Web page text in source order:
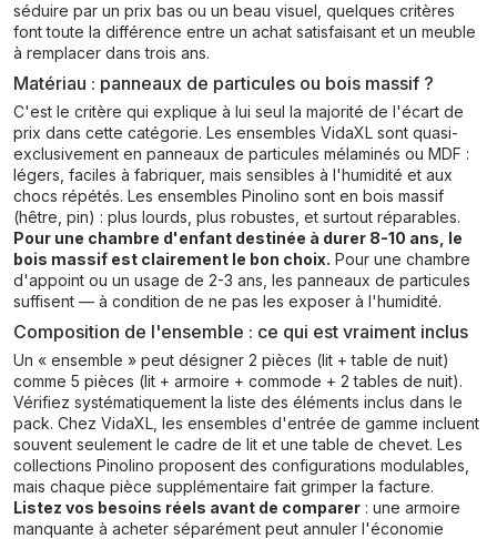
séduire par un prix bas ou un beau visuel, quelques critères
font toute la différence entre un achat satisfaisant et un meuble
à remplacer dans trois ans.
Matériau : panneaux de particules ou bois massif ?
C'est le critère qui explique à lui seul la majorité de l'écart de
prix dans cette catégorie. Les ensembles VidaXL sont quasi-
exclusivement en panneaux de particules mélaminés ou MDF :
légers, faciles à fabriquer, mais sensibles à l'humidité et aux
chocs répétés. Les ensembles Pinolino sont en bois massif
(hêtre, pin) : plus lourds, plus robustes, et surtout réparables.
Pour une chambre d'enfant destinée à durer 8-10 ans, le
bois massif est clairement le bon choix. Pour une chambre
d'appoint ou un usage de 2-3 ans, les panneaux de particules
suffisent — à condition de ne pas les exposer à l'humidité.
Composition de l'ensemble : ce qui est vraiment inclus
Un « ensemble » peut désigner 2 pièces (lit + table de nuit)
comme 5 pièces (lit + armoire + commode + 2 tables de nuit).
Vérifiez systématiquement la liste des éléments inclus dans le
pack. Chez VidaXL, les ensembles d'entrée de gamme incluent
souvent seulement le cadre de lit et une table de chevet. Les
collections Pinolino proposent des configurations modulables,
mais chaque pièce supplémentaire fait grimper la facture.
Listez vos besoins réels avant de comparer : une armoire
manquante à acheter séparément peut annuler l'économie